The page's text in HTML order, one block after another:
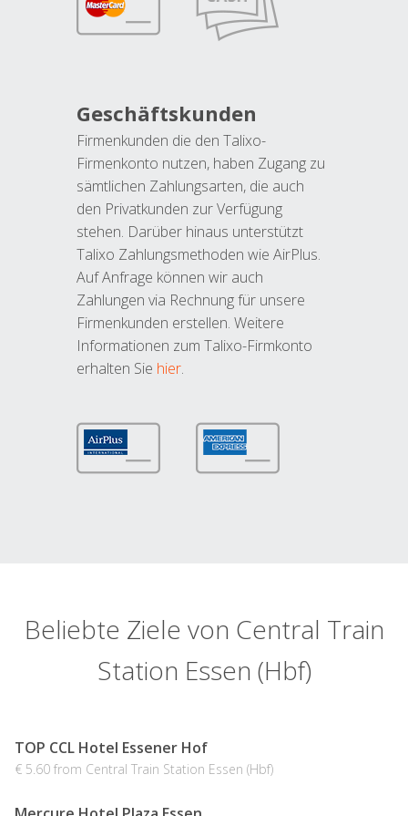
Geschäftskunden
Firmenkunden die den Talixo-
Firmenkonto nutzen, haben Zugang zu
sämtlichen Zahlungsarten, die auch
den Privatkunden zur Verfügung
stehen. Darüber hinaus unterstützt
Talixo Zahlungsmethoden wie AirPlus.
Auf Anfrage können wir auch
Zahlungen via Rechnung für unsere
Firmenkunden erstellen. Weitere
Informationen zum Talixo-Firmkonto
erhalten Sie hier.
Beliebte Ziele von Central Train
Station Essen (Hbf)
TOP CCL Hotel Essener Hof
€ 5.60 from Central Train Station Essen (Hbf)